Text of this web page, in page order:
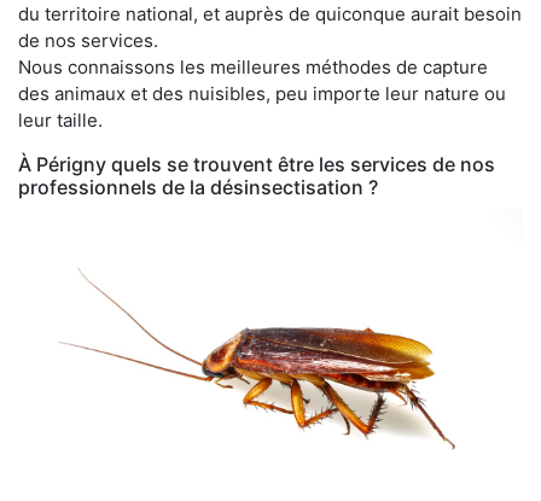
du territoire national, et auprès de quiconque aurait besoin
de nos services.
Nous connaissons les meilleures méthodes de capture
des animaux et des nuisibles, peu importe leur nature ou
leur taille.
À Périgny quels se trouvent être les services de nos
professionnels de la désinsectisation ?